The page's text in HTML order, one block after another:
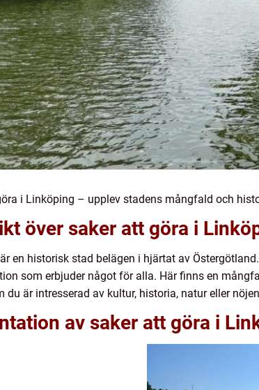
i Linköping – upplev stadens mångfald och
över saker att göra i
en historisk stad belägen i hjärtat av
som erbjuder något för alla. Här finns en
du är intresserad av kultur, historia, natur eller
av saker att göra i